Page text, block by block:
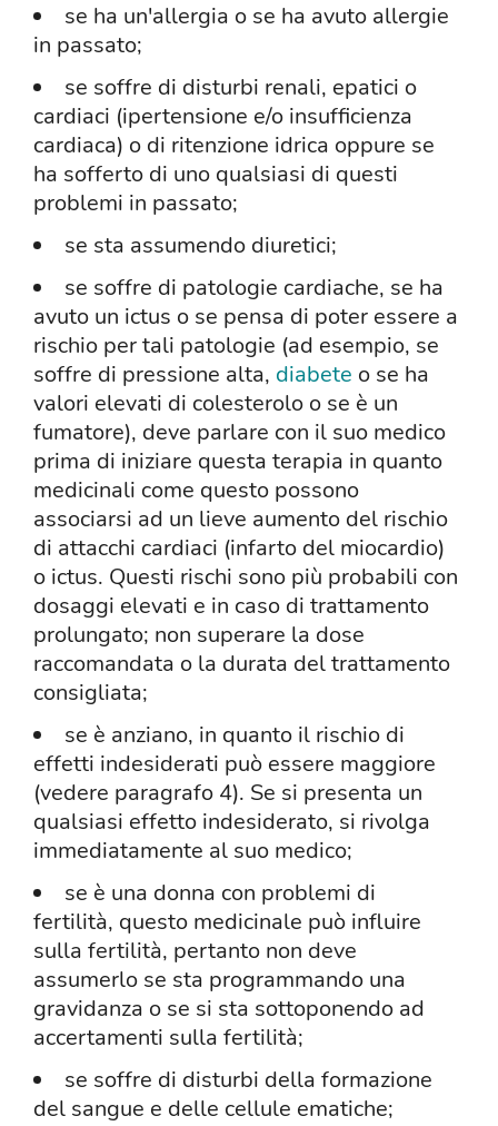
se ha un'allergia o se ha avuto allergie
in passato;
se soffre di disturbi renali, epatici o
cardiaci (ipertensione e/o insufficienza
cardiaca) o di ritenzione idrica oppure se
ha sofferto di uno qualsiasi di questi
problemi in passato;
se sta assumendo diuretici;
se soffre di patologie cardiache, se ha
avuto un ictus o se pensa di poter essere a
rischio per tali patologie (ad esempio, se
soffre di pressione alta, diabete o se ha
valori elevati di colesterolo o se è un
fumatore), deve parlare con il suo medico
prima di iniziare questa terapia in quanto
medicinali come questo possono
associarsi ad un lieve aumento del rischio
di attacchi cardiaci (infarto del miocardio)
o ictus. Questi rischi sono più probabili con
dosaggi elevati e in caso di trattamento
prolungato; non superare la dose
raccomandata o la durata del trattamento
consigliata;
se è anziano, in quanto il rischio di
effetti indesiderati può essere maggiore
(vedere paragrafo 4). Se si presenta un
qualsiasi effetto indesiderato, si rivolga
immediatamente al suo medico;
se è una donna con problemi di
fertilità, questo medicinale può influire
sulla fertilità, pertanto non deve
assumerlo se sta programmando una
gravidanza o se si sta sottoponendo ad
accertamenti sulla fertilità;
se soffre di disturbi della formazione
del sangue e delle cellule ematiche;